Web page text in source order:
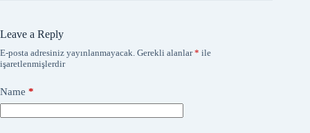
Leave a Reply
E-posta adresiniz yayınlanmayacak. Gerekli alanlar* ile
işaretlenmişlerdir
Name *